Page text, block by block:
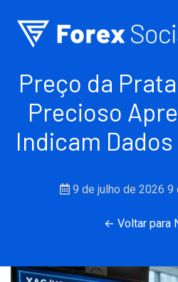
Preço da
Precioso
Indicam
9 de julho de 2026 9
← Voltar para